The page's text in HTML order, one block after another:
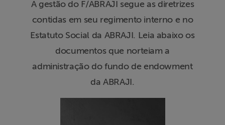
A gestão do F/ABRAJI segue as diretrizes
contidas em seu regimento interno e no
Estatuto Social da ABRAJI. Leia abaixo os
documentos que norteiam a
administração do fundo de endowment
da ABRAJI.